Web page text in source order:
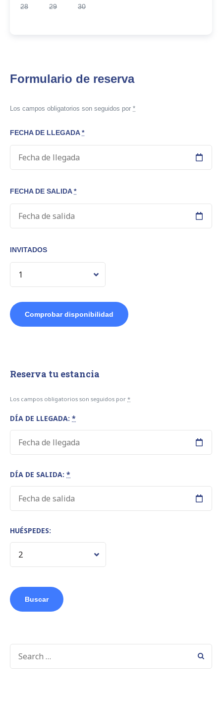
28 29 30
Formulario de reserva
Los campos obligatorios son seguidos por *
FECHA DE LLEGADA*
FECHA DE SALIDA*
INVITADOS
Reserva tu estancia
Los campos obligatorios son seguidos por *
DÍA DE LLEGADA: *
DÍA DE SALIDA: *
HUÉSPEDES: